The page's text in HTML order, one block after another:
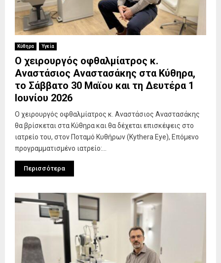
Κύθηρα Υγεία
Ο χειρουργός οφθαλμίατρος κ.
Αναστάσιος Αναστασάκης στα Κύθηρα,
το Σάββατο 30 Μαϊου και τη Δευτέρα 1
Ιουνίου 2026
Ο χειρουργός οφθαλμίατρος κ. Αναστάσιος Αναστασάκης
θα βρίσκεται στα Κύθηρα και θα δέχεται επισκέψεις στο
ιατρείο του, στον Ποταμό Κυθήρων (Kythera Eye), Επόμενο
προγραμματισμένο ιατρείο:...
Περισσότερα